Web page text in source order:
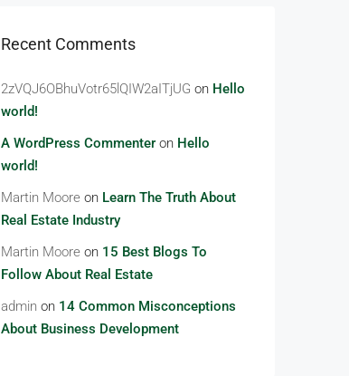
Recent Comments
2zVQJ6OBhuVotr65lQIW2aITjUG on Hello
world!
A WordPress Commenter on Hello
world!
Martin Moore on Learn The Truth About
Real Estate Industry
Martin Moore on 15 Best Blogs To
Follow About Real Estate
admin on 14 Common Misconceptions
About Business Development